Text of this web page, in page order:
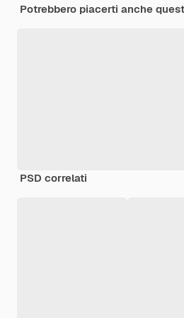
Potrebbero piacerti anche
PSD correlati